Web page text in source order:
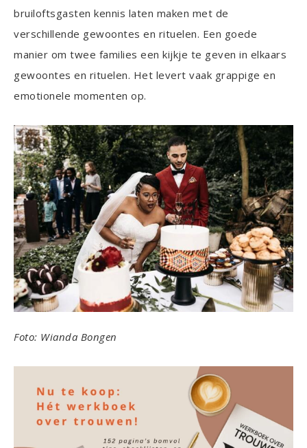
bruiloftsgasten kennis laten maken met de
verschillende gewoontes en rituelen. Een goede
manier om twee families een kijkje te geven in elkaars
gewoontes en rituelen. Het levert vaak grappige en
emotionele momenten op.
Foto: Wianda Bongen